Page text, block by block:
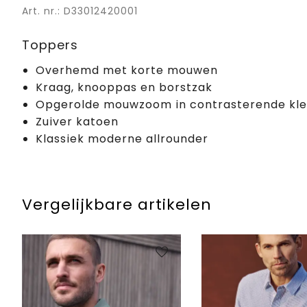
Art. nr.: D33012420001
Toppers
Overhemd met korte mouwen
Kraag, knooppas en borstzak
Opgerolde mouwzoom in contrasterende
Zuiver katoen
Klassiek moderne allrounder
Vergelijkbare artikelen